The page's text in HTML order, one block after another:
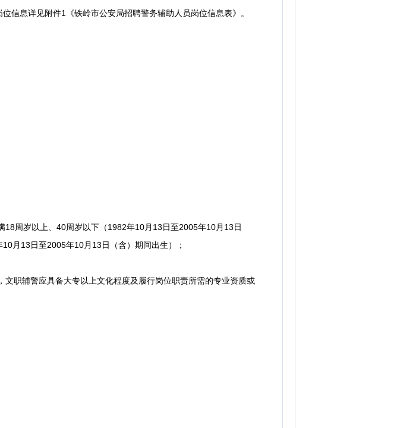
位信息详见附件1《铁岭市公安局招聘警务辅助人员岗位信息表》。
周岁以上、40周岁以下（1982年10月13日至2005年10月13日
月13日至2005年10月13日（含）期间出生）；
职辅警应具备大专以上文化程度及履行岗位职责所需的专业资质或